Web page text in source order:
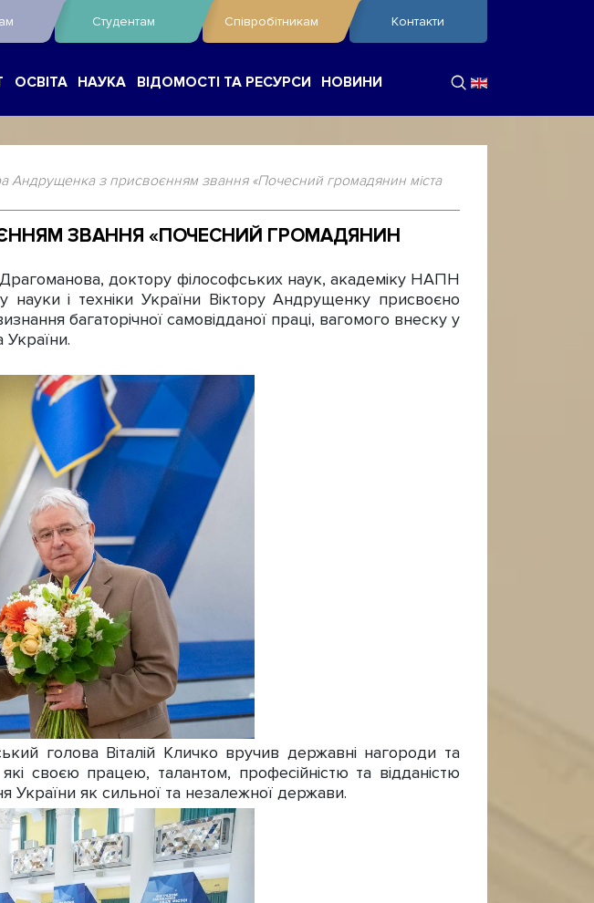
Студентам Співробітникам Контакти
ОСВІТА НАУКА ВІДОМОСТІ ТА РЕСУРСИ НОВИНИ
Андрущенка з присвоєнням звання «Почесний громадянин міста
ЗВАННЯ «ПОЧЕСНИЙ ГРОМАДЯНИН
доктору філософських наук, академіку НАПН
і техніки України Віктору Андрущенку присвоєно
багаторічної самовідданої праці, вагомого внеску у
України.
голова Віталій Кличко вручив державні нагороди та
своєю працею, талантом, професійністю та відданістю
України як сильної та незалежної держави.